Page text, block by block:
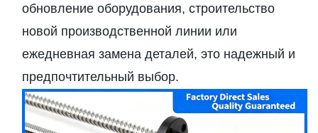
обновление оборудования, строительство
новой производственной линии или
ежедневная замена деталей, это надежный и
предпочтительный выбор.